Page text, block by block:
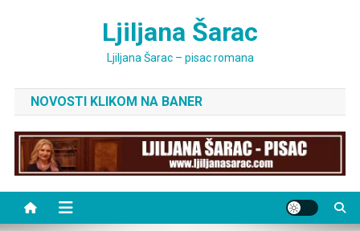
Ljiljana Šarac
Ljiljana Šarac – pisac romana
NOVOSTI KLIKOM NA BANER